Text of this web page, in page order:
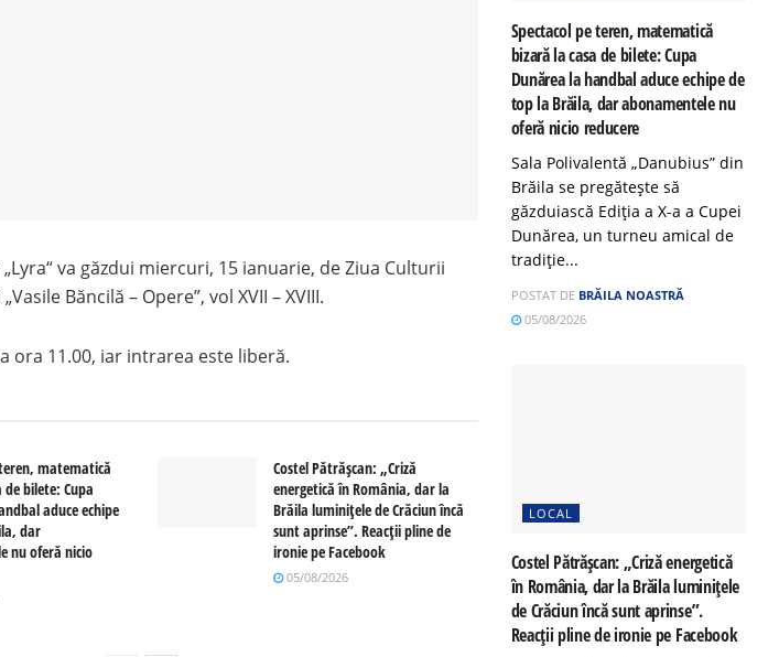
va găzdui miercuri, 15 ianuarie, de Ziua Culturii
Băncilă – Opere”, vol XVII – XVIII.
ora 11.00, iar intrarea este liberă.
matematică
bilete: Cupa
aduce echipe
dar
nu oferă nicio
Costel Pătrășcan: „Criză
energetică în România, dar la
Brăila luminițele de Crăciun încă
sunt aprinse”. Reacții pline de
ironie pe Facebook
05/08/2026
Spectacol pe teren, matematică
bizară la casa de bilete: Cupa
Dunărea la handbal aduce echipe de
top la Brăila, dar abonamentele nu
oferă nicio reducere
Sala Polivalentă „Danubius” din
Brăila se pregătește să
găzduiască Ediția a X-a a Cupei
Dunărea, un turneu amical de
tradiție...
POSTAT DE BRĂILA NOASTRĂ
05/08/2026
LOCAL
Costel Pătrășcan: „Criză energetică
în România, dar la Brăila luminițele
de Crăciun încă sunt aprinse”.
Reacții pline de ironie pe Facebook